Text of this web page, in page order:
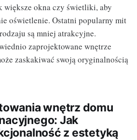
większe okna czy świetliki, aby
oświetlenie. Ostatni popularny mit
są mniej atrakcyjne.
zaprojektowane wnętrze
zaskakiwać swoją oryginalnością
wnętrz domu
Jak
z estetyką